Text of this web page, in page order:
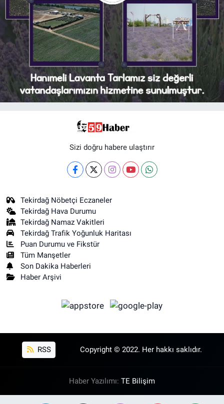
Sizi doğru habere ulaştırır
Tekirdağ Nöbetçi Eczaneler
Tekirdağ Hava Durumu
Tekirdağ Namaz Vakitleri
Tekirdağ Trafik Yoğunluk Haritası
Puan Durumu ve Fikstür
Tüm Manşetler
Son Dakika Haberleri
Haber Arşivi
RSS Copyright © 2022. Her hakkı saklıdır.
Haber Yazılımı: TE Bilişim